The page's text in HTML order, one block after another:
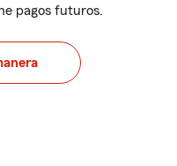
pagos futuros.